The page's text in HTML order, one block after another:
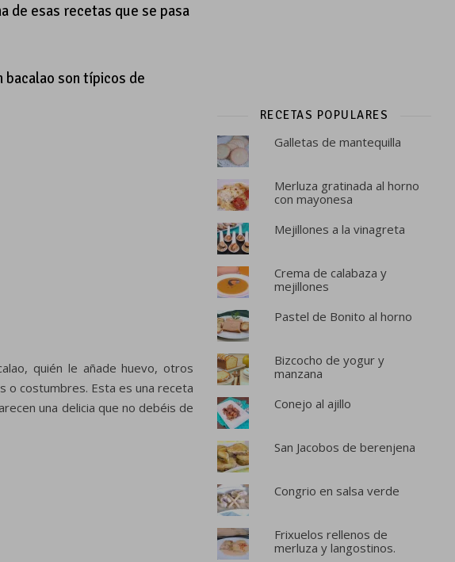
de esas recetas que se pasa
bacalao son típicos de
quién le añade huevo, otros
o costumbres. Esta es una receta
una delicia que no debéis de
RECETAS POPULARES
Galletas de mantequilla
Merluza gratinada al horno
con mayonesa
Mejillones a la vinagreta
Crema de calabaza y
mejillones
Pastel de Bonito al horno
Bizcocho de yogur y
manzana
Conejo al ajillo
San Jacobos de berenjena
Congrio en salsa verde
Frixuelos rellenos de
merluza y langostinos.